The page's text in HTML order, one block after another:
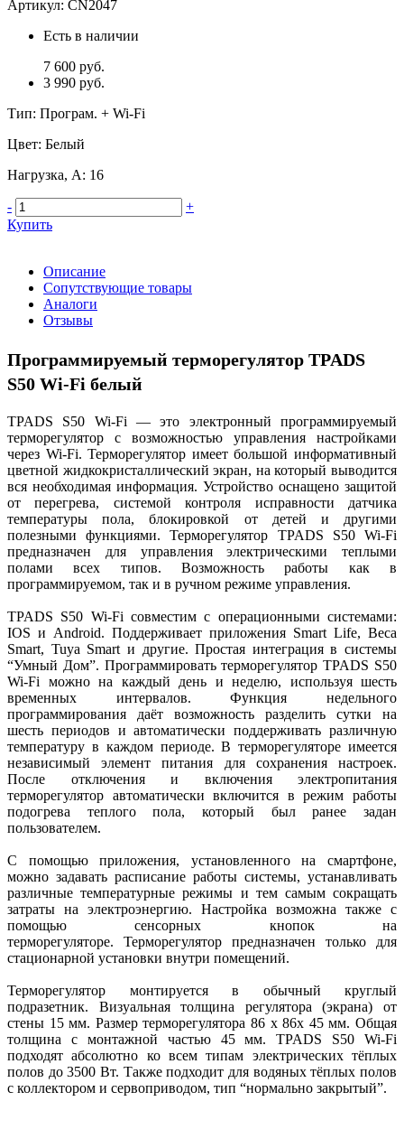
Артикул: CN2047
Есть в наличии
7 600 руб.
3 990 руб.
Тип: Програм. + Wi-Fi
Цвет: Белый
Нагрузка, А: 16
-
+
Купить
Описание
Сопутствующие товары
Аналоги
Отзывы
Программируемый терморегулятор TPADS
S50 Wi-Fi белый
TPADS S50 Wi-Fi — это электронный программируемый
терморегулятор с возможностью управления настройками
через Wi-Fi. Терморегулятор имеет большой информативный
цветной жидкокристаллический экран, на который выводится
вся необходимая информация. Устройство оснащено защитой
от перегрева, системой контроля исправности датчика
температуры пола, блокировкой от детей и другими
полезными функциями. Терморегулятор TPADS S50 Wi-Fi
предназначен для управления электрическими теплыми
полами всех типов. Возможность работы как в
программируемом, так и в ручном режиме управления.
TPADS S50 Wi-Fi совместим с операционными системами:
IOS и Android. Поддерживает приложения Smart Life, Beca
Smart, Tuya Smart и другие. Простая интеграция в системы
“Умный Дом”. Программировать терморегулятор TPADS S50
Wi-Fi можно на каждый день и неделю, используя шесть
временных интервалов. Функция недельного
программирования даёт возможность разделить сутки на
шесть периодов и автоматически поддерживать различную
температуру в каждом периоде. В терморегуляторе имеется
независимый элемент питания для сохранения настроек.
После отключения и включения электропитания
терморегулятор автоматически включится в режим работы
подогрева теплого пола, который был ранее задан
пользователем.
С помощью приложения, установленного на смартфоне,
можно задавать расписание работы системы, устанавливать
различные температурные режимы и тем самым сокращать
затраты на электроэнергию. Настройка возможна также с
помощью сенсорных кнопок на
терморегуляторе. Терморегулятор предназначен только для
стационарной установки внутри помещений.
Терморегулятор монтируется в обычный круглый
подразетник. Визуальная толщина регулятора (экрана) от
стены 15 мм. Размер терморегулятора 86 х 86х 45 мм. Общая
толщина с монтажной частью 45 мм. TPADS S50 Wi-Fi
подходят абсолютно ко всем типам электрических тёплых
полов до 3500 Вт. Также подходит для водяных тёплых полов
с коллектором и сервоприводом, тип “нормально закрытый”.